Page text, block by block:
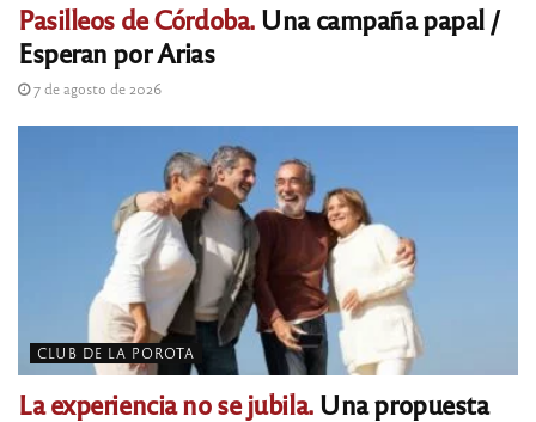
Pasilleos de Córdoba.Una campaña papal /
Esperan por Arias
7 de agosto de 2026
CLUB DE LA POROTA
La experiencia no se jubila.Una propuesta